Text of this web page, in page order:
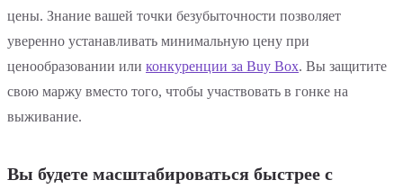
цены. Знание вашей точки безубыточности позволяет
уверенно устанавливать минимальную цену при
ценообразовании или конкуренции за Buy Box. Вы защитите
свою маржу вместо того, чтобы участвовать в гонке на
выживание.
Вы будете масштабироваться быстрее с